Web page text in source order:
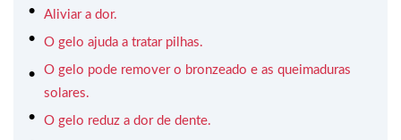
Aliviar a dor.
O gelo ajuda a tratar pilhas.
O gelo pode remover o bronzeado e as queimaduras
solares.
O gelo reduz a dor de dente.